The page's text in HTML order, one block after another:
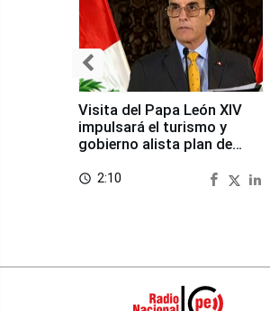
Visita del Papa León XIV
impulsará el turismo y
gobierno alista plan de
access_time 2:10